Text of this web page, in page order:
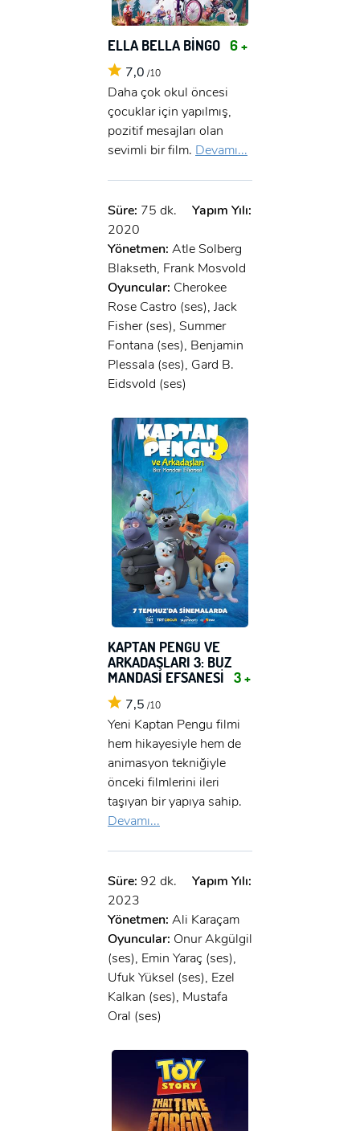
ELLA BELLA BİNGO 6 +
7,0 /10
Daha çok okul öncesi
çocuklar için yapılmış,
pozitif mesajları olan
sevimli bir film. Devamı...
Süre: 75 dk.
Yapım Yılı:
2020
Yönetmen: Atle Solberg
Blakseth, Frank Mosvold
Oyuncular: Cherokee
Rose Castro (ses), Jack
Fisher (ses), Summer
Fontana (ses), Benjamin
Plessala (ses), Gard B.
Eidsvold (ses)
KAPTAN PENGU VE
ARKADAŞLARI 3: BUZ
MANDASI EFSANESİ 3 +
7,5 /10
Yeni Kaptan Pengu filmi
hem hikayesiyle hem de
animasyon tekniğiyle
önceki filmlerini ileri
taşıyan bir yapıya sahip.
Devamı...
Süre: 92 dk.
Yapım Yılı:
2023
Yönetmen: Ali Karaçam
Oyuncular: Onur Akgülgil
(ses), Emin Yaraç (ses),
Ufuk Yüksel (ses), Ezel
Kalkan (ses), Mustafa
Oral (ses)